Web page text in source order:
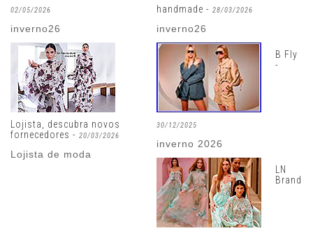
02/05/2026
inverno26
handmade - 28/03/2026
inverno26
Lojista, descubra novos
fornecedores - 20/03/2026
Lojista de moda
B Fly
-
30/12/2025
inverno 2026
LN
Brand